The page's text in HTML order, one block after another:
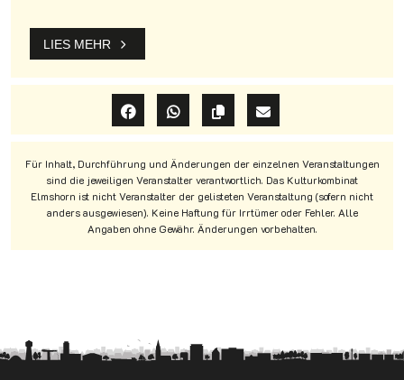
LIES MEHR
Für Inhalt, Durchführung und Änderungen der einzelnen Veranstaltungen
sind die jeweiligen Veranstalter verantwortlich. Das Kulturkombinat
Elmshorn ist nicht Veranstalter der gelisteten Veranstaltung (sofern nicht
anders ausgewiesen). Keine Haftung für Irrtümer oder Fehler. Alle
Angaben ohne Gewähr. Änderungen vorbehalten.